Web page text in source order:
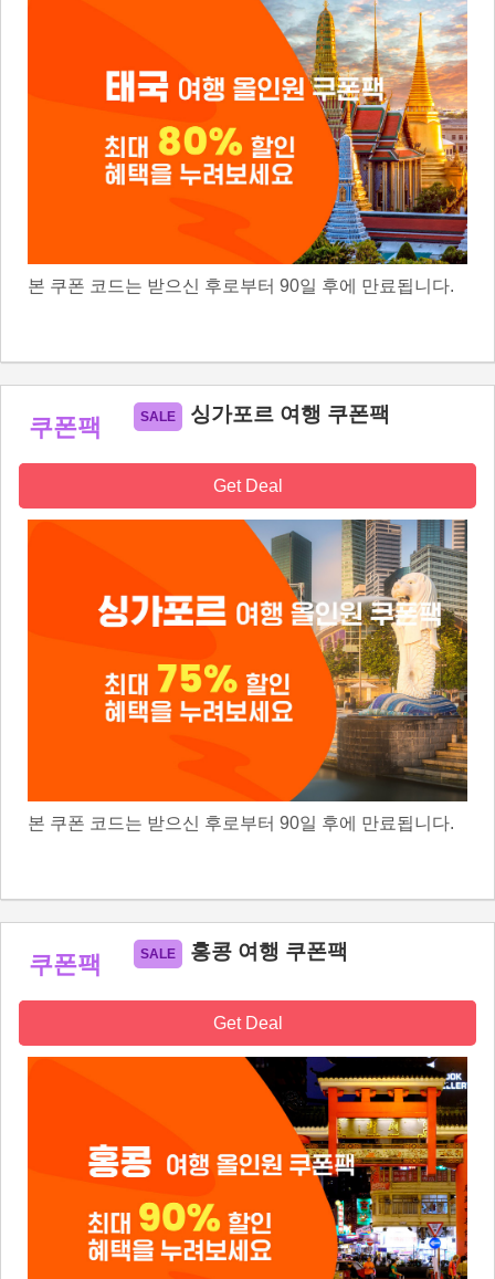
본 쿠폰 코드는 받으신 후로부터 90일 후에 만료됩니다.
쿠폰팩 싱가포르 여행 쿠폰팩
Get Deal
본 쿠폰 코드는 받으신 후로부터 90일 후에 만료됩니다.
쿠폰팩 홍콩 여행 쿠폰팩
Get Deal